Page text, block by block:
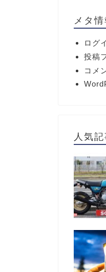
メタ情
ログ
投稿
コメ
人気